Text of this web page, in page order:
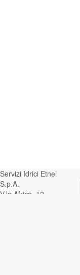
Servizi Idrici Etnei
S.p.A.
V.le Africa, 12 -